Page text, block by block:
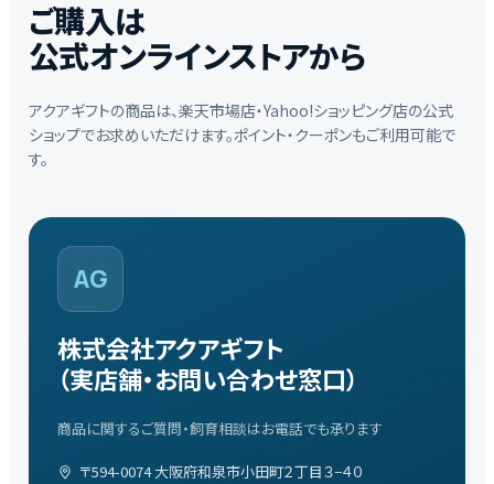
ご購入は
公式オンラインストアから
アクアギフトの商品は、楽天市場店・Yahoo!ショッピング店の公式
ショップでお求めいただけます。ポイント・クーポンもご利用可能で
す。
AG
株式会社アクアギフト
（実店舗・お問い合わせ窓口）
商品に関するご質問・飼育相談はお電話でも承ります
〒594-0074 大阪府和泉市小田町２丁目３−４０